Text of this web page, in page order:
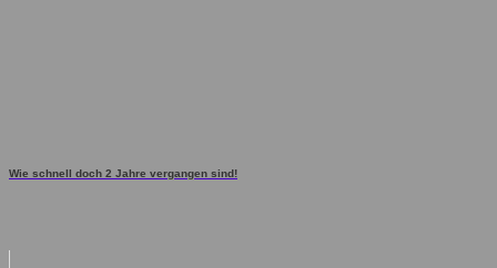
Wie schnell doch 2 Jahre vergangen sind!